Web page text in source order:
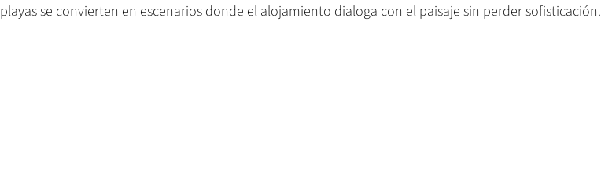
playas se convierten en escenarios donde el alojamiento dialoga con el paisaje sin perder sofisticación.